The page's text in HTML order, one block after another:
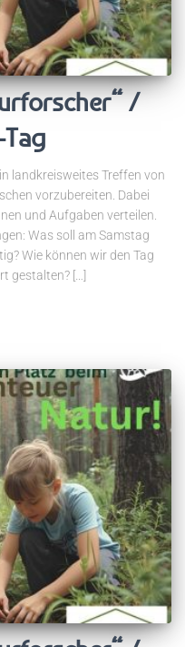
/
landkreisweites Treffen von
vorzubereiten. Dabei
und Aufgaben verteilen.
Was soll am Samstag
Wie können wir den Tag
gestalten? […]